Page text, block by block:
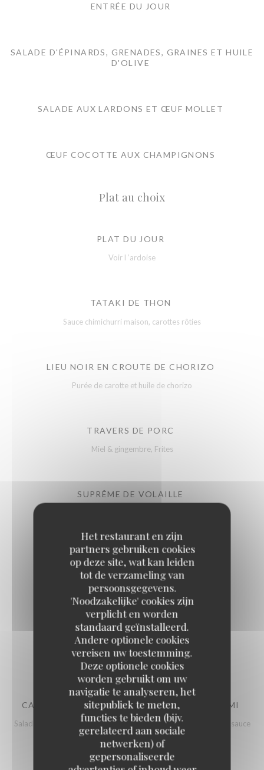
Het restaurant en zijn
partners gebruiken cookies
op deze site, wat kan leiden
tot de verzameling van
persoonsgegevens.
'Noodzakelijke' cookies zijn
verplicht en worden
standaard geïnstalleerd.
Andere optionele cookies
vereisen uw toestemming.
Deze optionele cookies
worden gebruikt om uw
navigatie te analyseren, het
sitepubliek te meten,
functies te bieden (bijv.
gerelateerd aan sociale
netwerken) of
gepersonaliseerde
ENTRÉE DU JOUR
SALADE D'ÉPINARDS, GRENADES, GRAINES ET HUILE
D'OLIVE
SALADE AUX LARDONS ET ŒUF MOLLET
ŒUF COCOTTE AUX CHAMPIGNONS
Plat au choix
PLAT DU JOUR
Voir l ’ardoise
TATAKI DE THON
Sauce chimichurri maison, carottes rôties
LIEU NOIR EN CROUTE DE CHORIZO
Purée de carotte et huile de chorizo
TRAVERS DE PORC
Miel & gingembre, Frites
SUPRÊME DE VOLAILLE
WOK BŒUF / HALLOUMI
Nouilles de riz, légumes sautés, petits pois
Sauce soja, noix de cajou, coriandre, oignons frits, maïs
SALADE VEGGY
Lentilles vertes, avocat, feta, oignon rouge
Pois chiches, salade, vinaigrette
CAESAR CHICKEN CRISPY / CAESAR HALLOUMI
Salade, tomates, œuf mollet, croutons, copeaux de parmesan et sauce
caesar maison
Avocat + 2